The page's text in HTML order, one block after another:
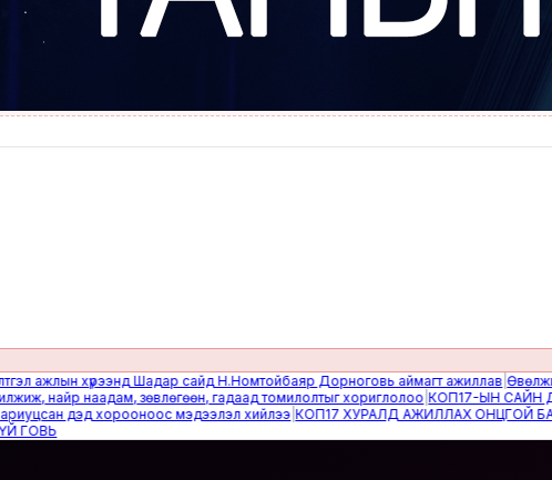
хүрээнд Шадар сайд Н.Номтойбаяр Дорноговь аймагт ажиллав|
наадам, зөвлөгөөн, гадаад томилолтыг хориглолоо|КОП17-ЫН САЙН
дэд хорооноос мэдээлэл хийлээ|КОП17 ХУРАЛД АЖИЛЛАХ ОНЦГОЙ